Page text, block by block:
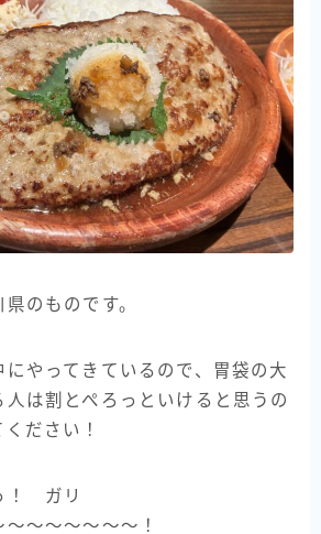
のものです。
やってきているので、胃袋の大
人は割とぺろっといけると思うの
ださい！
！ ガリ
〜〜〜〜〜〜！